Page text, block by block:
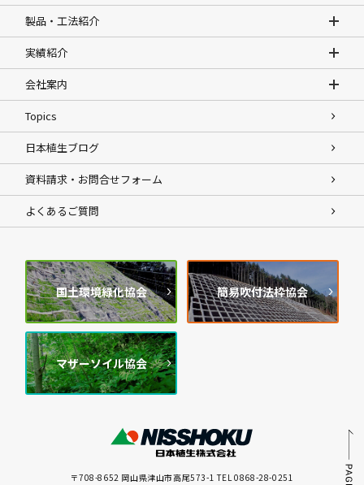
製品・工法紹介
実績紹介
会社案内
Topics
日本植生ブログ
資料請求・お問合せフォーム
よくあるご質問
国土環境緑化協会 簡易吹付法枠協会
マザーソイル協会
〒708-8652 岡山県津山市高尾573-1 TEL 0868-28-0251